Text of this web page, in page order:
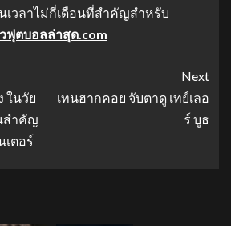
เวลาไม่กี่เดือนที่สำคัญสำหรับ
ฟุตบอลล่าสุด.com
ในวัย
สำคัญ
ตอร์
Next
เทนฮากคอย จับตาดู เทย์เลอ
ร์ บูธ